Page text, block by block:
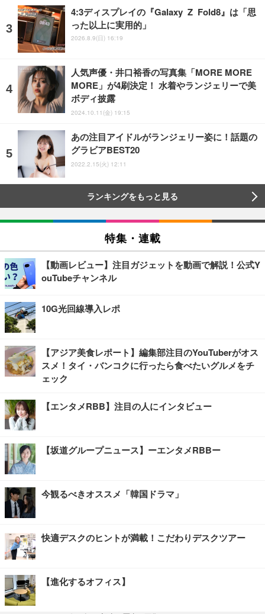
4:3ディスプレイの『Galaxy Z Fold8』は「思
った以上に実用的」
2026.8.9(日) 16:19
人気声優・井口裕香の写真集「MORE MORE
MORE」が4刷決定！ 水着やランジェリーで美
ボディ披露
2024.10.11(金) 19:15
あの注目アイドルがランジェリー姿に！話題の
グラビアBEST20
2022.2.15(火) 12:11
ランキングをもっと見る
特集・連載
【動画レビュー】注目ガジェットを動画で解説！公式Y
ouTubeチャンネル
10G光回線導入レポ
【アジア美食レポート】編集部注目のYouTuberがオス
スメ！タイ・バンコクに行ったら食べたいグルメをチ
ェック
【エンタメRBB】注目の人にインタビュー
【坂道グループニュース】ーエンタメRBBー
今観るべきオススメ「韓国ドラマ」
快適デスクのヒントが満載！こだわりデスクツアー
【進化するオフィス】